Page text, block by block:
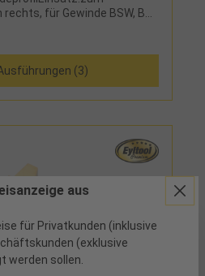
für Gewinde BSW, BSF,
(3)
aus
für Privatkunden (inklusive
(exklusive
werden sollen.